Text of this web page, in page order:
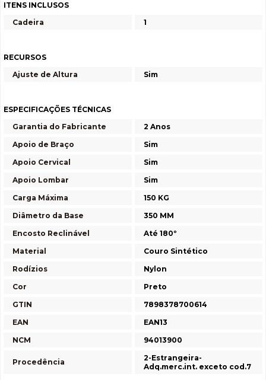
ITENS INCLUSOS
Cadeira
1
RECURSOS
Ajuste de Altura
Sim
ESPECIFICAÇÕES TÉCNICAS
Garantia do Fabricante
2 Anos
Apoio de Braço
Sim
Apoio Cervical
Sim
Apoio Lombar
Sim
Carga Máxima
150 KG
Diâmetro da Base
350 MM
Encosto Reclinável
Até 180º
Material
Couro Sintético
Rodízios
Nylon
Cor
Preto
GTIN
7898378700614
EAN
EAN13
NCM
94013900
Procedência
2-Estrangeira-
Adq.merc.int. exceto cod.7